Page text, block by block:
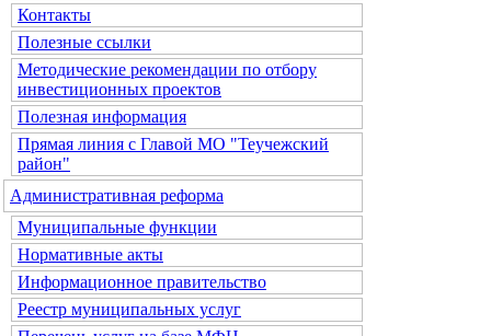
Контакты
Полезные ссылки
Методические рекомендации по отбору
инвестиционных проектов
Полезная информация
Прямая линия с Главой МО "Теучежский
район"
Административная реформа
Муниципальные функции
Нормативные акты
Информационное правительство
Реестр муниципальных услуг